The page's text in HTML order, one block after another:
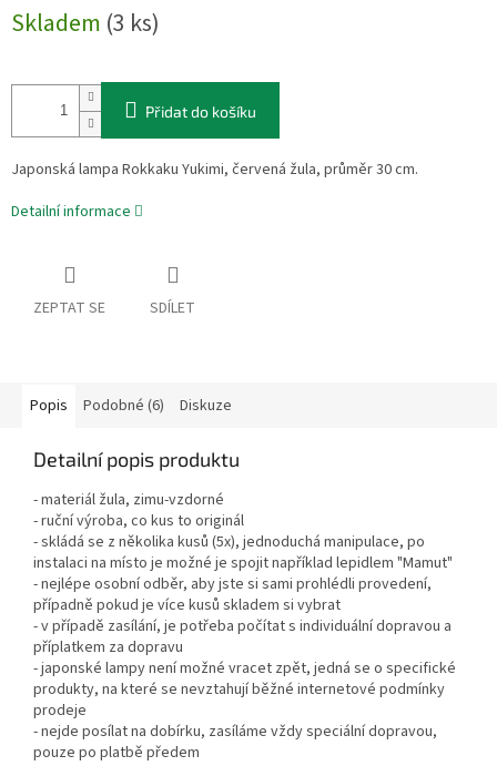
cena:
Skladem (3 ks)
Přidat do košíku
Japonská lampa Rokkaku Yukimi, červená žula, průměr 30 cm.
Detailní informace
ZEPTAT SE SDÍLET
Popis Podobné (6) Diskuze
Detailní popis produktu
- materiál žula, zimu-vzdorné
- ruční výroba, co kus to originál
- skládá se z několika kusů (5x), jednoduchá manipulace, po
instalaci na místo je možné je spojit například lepidlem "Mamut"
- nejlépe osobní odběr, aby jste si sami prohlédli provedení,
případně pokud je více kusů skladem si vybrat
- v případě zasílání, je potřeba počítat s individuální dopravou a
příplatkem za dopravu
- japonské lampy není možné vracet zpět, jedná se o specifické
produkty, na které se nevztahují běžné internetové podmínky
prodeje
- nejde posílat na dobírku, zasíláme vždy speciální dopravou,
pouze po platbě předem